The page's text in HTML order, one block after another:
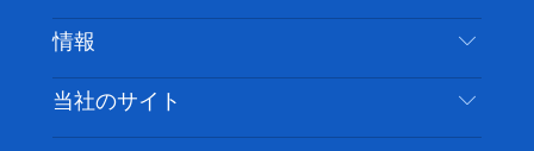
ブ
ッ
ク
ー
ー
グ
ム
ト
ク
ス
ト
免責事項
クッキーに関する通知
目的地
やるべきこと
情報
旅行情報
アクセシブルシドニー
当社のサイト